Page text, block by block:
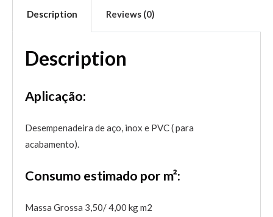
Description Reviews (0)
Description
Aplicação:
Desempenadeira de aço, inox e PVC ( para
acabamento).
Consumo estimado por m²:
Massa Grossa 3,50/ 4,00 kg m2